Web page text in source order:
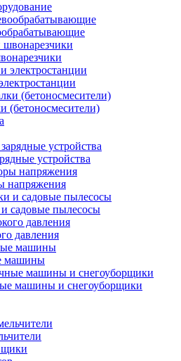
(бетоносмесители)
устройства
напряжения
садовые пылесосы
давления
машины
машины и снегоуборщики